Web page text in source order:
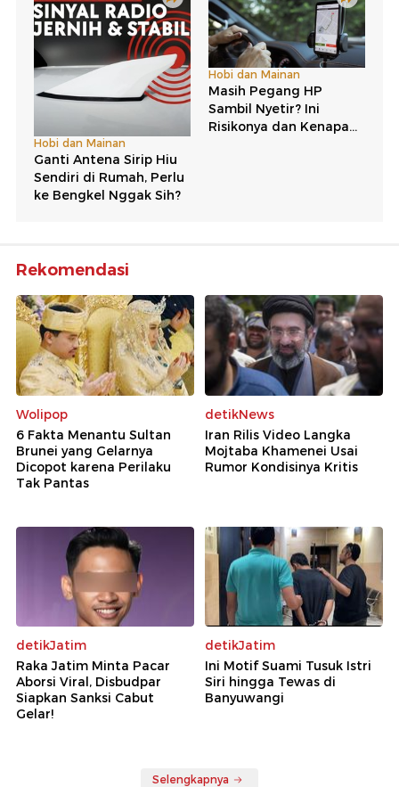
Rekomendasi
Wolipop
6 Fakta Menantu Sultan
Brunei yang Gelarnya
Dicopot karena Perilaku
Tak Pantas
detikNews
Iran Rilis Video Langka
Mojtaba Khamenei Usai
Rumor Kondisinya Kritis
detikJatim
Raka Jatim Minta Pacar
Aborsi Viral, Disbudpar
Siapkan Sanksi Cabut
Gelar!
detikJatim
Ini Motif Suami Tusuk Istri
Siri hingga Tewas di
Banyuwangi
Selengkapnya